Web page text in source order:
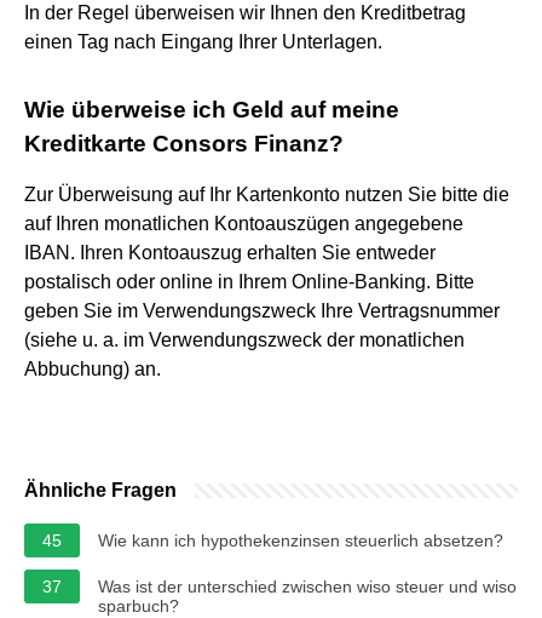
In der Regel überweisen wir Ihnen den Kreditbetrag
einen Tag nach Eingang Ihrer Unterlagen.
Wie überweise ich Geld auf meine
Kreditkarte Consors Finanz?
Zur Überweisung auf Ihr Kartenkonto nutzen Sie bitte die
auf Ihren monatlichen Kontoauszügen angegebene
IBAN. Ihren Kontoauszug erhalten Sie entweder
postalisch oder online in Ihrem Online-Banking. Bitte
geben Sie im Verwendungszweck Ihre Vertragsnummer
(siehe u. a. im Verwendungszweck der monatlichen
Abbuchung) an.
Ähnliche Fragen
45 Wie kann ich hypothekenzinsen steuerlich absetzen?
37
Was ist der unterschied zwischen wiso steuer und wiso
sparbuch?